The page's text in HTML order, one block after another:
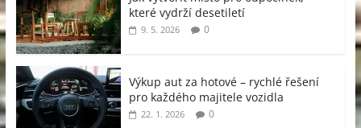
které vydrží desetiletí
9. 5. 2026 0
Výkup aut za hotové – rychlé řešení
pro každého majitele vozidla
22. 1. 2026 0